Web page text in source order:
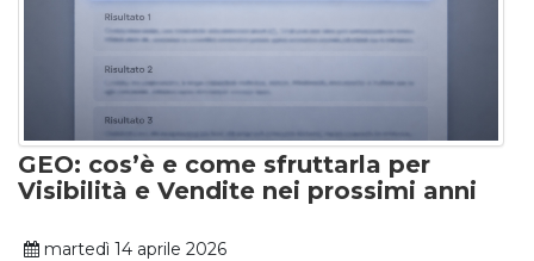
GEO: cos’è e come sfruttarla per
Visibilità e Vendite nei prossimi anni
martedì 14 aprile 2026